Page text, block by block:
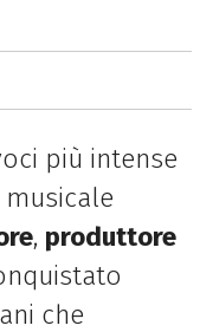
più intense
, produttore
che